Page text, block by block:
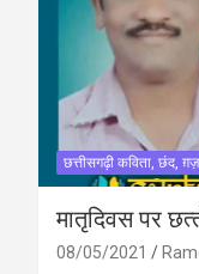
छत्तीसगढ़ी कविता, छंद,
मातृदिवस पर
08/05/2021